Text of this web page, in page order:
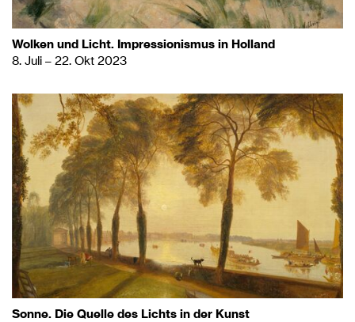
Wolken und Licht. Impressionismus in Holland
8. Juli – 22. Okt 2023
Sonne. Die Quelle des Lichts in der Kunst